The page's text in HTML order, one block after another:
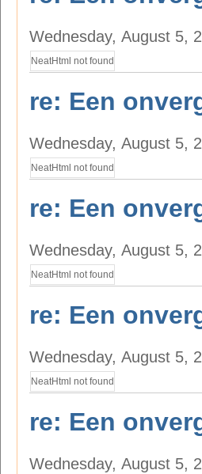
Wednesday, August 5,
NeatHtml not found
re: Een
Wednesday, August 5,
NeatHtml not found
re: Een
Wednesday, August 5,
NeatHtml not found
re: Een
Wednesday, August 5,
NeatHtml not found
re: Een
Wednesday, August 5,